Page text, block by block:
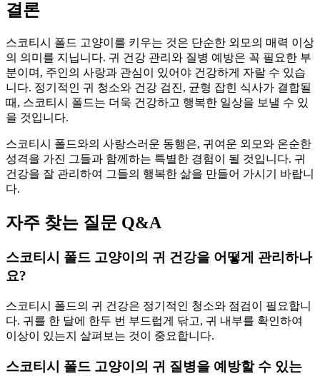
결론
스코티시 폴드 고양이를 키우는 것은 단순한 외모의 매력 이상
의 의미를 지닙니다. 귀 건강 관리와 질병 예방은 꼭 필요한 부
분이며, 주인의 사랑과 관심이 있어야 건강하게 자랄 수 있습
니다. 정기적인 귀 청소와 건강 검진, 균형 잡힌 식사가 결합될
때, 스코티시 폴드는 더욱 건강하고 행복한 일상을 보낼 수 있
을 것입니다.
스코티시 폴드와의 사랑스러운 동행은, 귀여운 외모와 온순한
성격을 가진 그들과 함께하는 특별한 경험이 될 것입니다. 귀
건강을 잘 관리하여 그들의 행복한 삶을 만들어 가시기 바랍니
다.
자주 찾는 질문 Q&A
스코티시 폴드 고양이의 귀 건강을 어떻게 관리하나
요?
스코티시 폴드의 귀 건강은 정기적인 청소와 점검이 필요합니
다. 귀를 한 달에 한두 번 부드럽게 닦고, 귀 내부를 확인하여
이상이 있는지 살펴보는 것이 중요합니다.
스코티시 폴드 고양이의 귀 질병을 예방할 수 있는